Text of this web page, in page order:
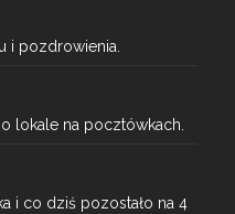
i pozdrowienia.
lokale na pocztówkach.
i co dziś pozostało na 4